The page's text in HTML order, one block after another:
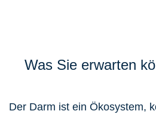
Was Sie erwarten
Der Darm ist ein Ökosystem,